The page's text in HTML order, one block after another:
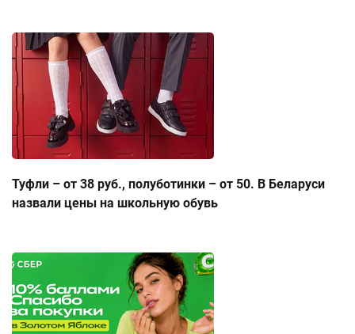
Туфли – от 38 руб., полуботинки – от 50. В Беларуси
назвали цены на школьную обувь